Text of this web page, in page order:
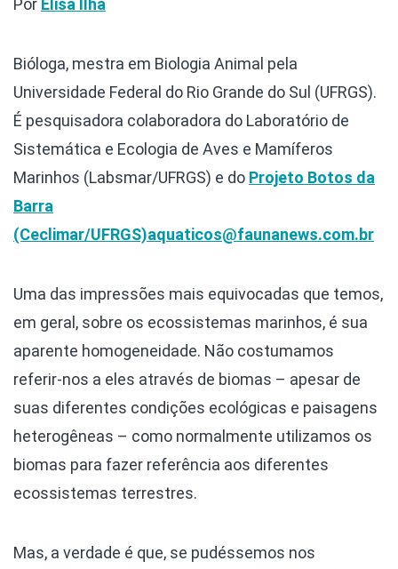
Por Elisa Ilha
Bióloga, mestra em Biologia Animal pela
Universidade Federal do Rio Grande do Sul (UFRGS).
É pesquisadora colaboradora do Laboratório de
Sistemática e Ecologia de Aves e Mamíferos
Marinhos (Labsmar/UFRGS) e do Projeto Botos da
Barra
(Ceclimar/UFRGS)aquaticos@faunanews.com.br
Uma das impressões mais equivocadas que temos,
em geral, sobre os ecossistemas marinhos, é sua
aparente homogeneidade. Não costumamos
referir-nos a eles através de biomas – apesar de
suas diferentes condições ecológicas e paisagens
heterogêneas – como normalmente utilizamos os
biomas para fazer referência aos diferentes
ecossistemas terrestres.
Mas, a verdade é que, se pudéssemos nos